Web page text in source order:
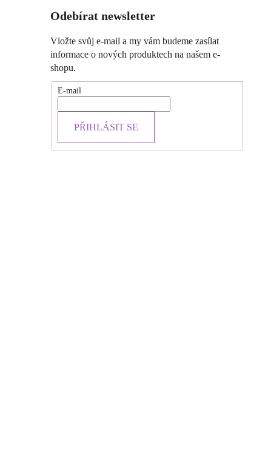
Odebírat newsletter
Vložte svůj e-mail a my vám budeme zasílat
informace o nových produktech na našem e-
shopu.
E-mail
PŘIHLÁSIT SE